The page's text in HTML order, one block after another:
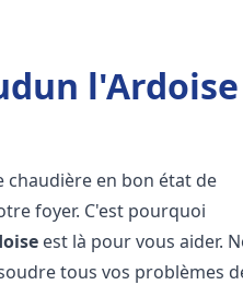
l'Ardoise
chaudière en bon état de
foyer. C'est pourquoi
est là pour vous aider.
tous vos problèmes